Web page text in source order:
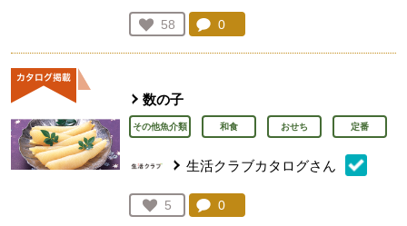
お気に入り登録：
58
人が登録
コメント：
0
数の子
その他魚介類 和食 おせち 定番
生活クラブカタログさん
お気に入り登録：
5
人が登録
コメント：
0